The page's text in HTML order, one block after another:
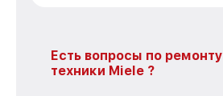
Есть вопросы по ремонту
техники Miele ?